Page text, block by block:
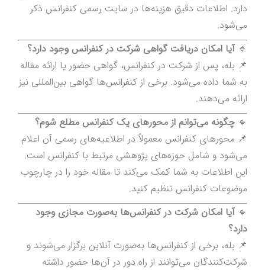
دارد. اطلاعات دقیق هزینه‌ها در سایت رسمی کنفرانس ذکر
می‌شود.
🔹آیا امکان دریافت گواهی شرکت در کنفرانس وجود دارد؟
📌 بله، پس از شرکت در کنفرانس، گواهی حضور یا ارائه مقاله
به شما داده می‌شود. برخی از کنفرانس‌ها گواهی بین‌المللی نیز
ارائه می‌دهند.
🔹 چگونه می‌توانم از محورهای یک کنفرانس مطلع شوم؟
📌 محورهای کنفرانس معمولاً در اطلاعیه‌های رسمی آن اعلام
می‌شود و شامل حوزه‌های پژوهشی مرتبط با کنفرانس است.
این اطلاعات به شما کمک می‌کند تا مقاله خود را در چارچوب
موضوعات کنفرانس تنظیم کنید.
🔹آیا امکان شرکت در کنفرانس‌ها به‌صورت مجازی وجود
دارد؟
📌 بله، برخی از کنفرانس‌ها به‌صورت آنلاین برگزار می‌شوند و
شرکت‌کنندگان می‌توانند از راه دور در آن‌ها حضور داشته